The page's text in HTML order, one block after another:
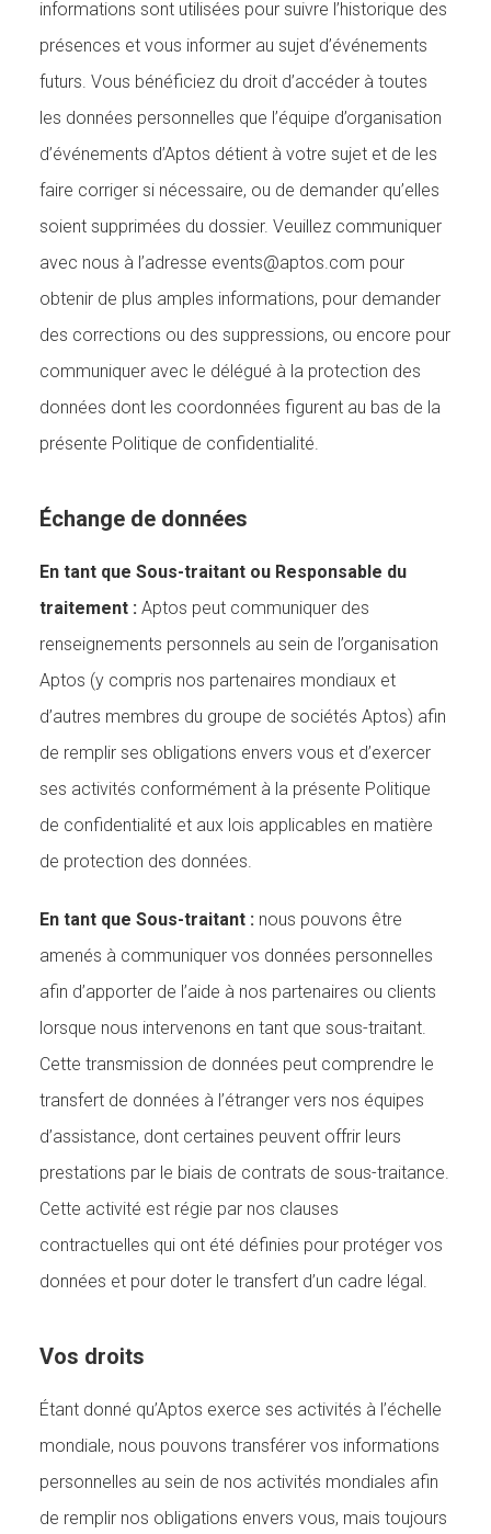
informations sont utilisées pour suivre l’historique des
présences et vous informer au sujet d’événements
futurs. Vous bénéficiez du droit d’accéder à toutes
les données personnelles que l’équipe d’organisation
d’événements d’Aptos détient à votre sujet et de les
faire corriger si nécessaire, ou de demander qu’elles
soient supprimées du dossier. Veuillez communiquer
avec nous à l’adresse events@aptos.com pour
obtenir de plus amples informations, pour demander
des corrections ou des suppressions, ou encore pour
communiquer avec le délégué à la protection des
données dont les coordonnées figurent au bas de la
présente Politique de confidentialité.
Échange de données
En tant que Sous-traitant ou Responsable du
traitement : Aptos peut communiquer des
renseignements personnels au sein de l’organisation
Aptos (y compris nos partenaires mondiaux et
d’autres membres du groupe de sociétés Aptos) afin
de remplir ses obligations envers vous et d’exercer
ses activités conformément à la présente Politique
de confidentialité et aux lois applicables en matière
de protection des données.
En tant que Sous-traitant : nous pouvons être
amenés à communiquer vos données personnelles
afin d’apporter de l’aide à nos partenaires ou clients
lorsque nous intervenons en tant que sous-traitant.
Cette transmission de données peut comprendre le
transfert de données à l’étranger vers nos équipes
d’assistance, dont certaines peuvent offrir leurs
prestations par le biais de contrats de sous-traitance.
Cette activité est régie par nos clauses
contractuelles qui ont été définies pour protéger vos
données et pour doter le transfert d’un cadre légal.
Vos droits
Étant donné qu’Aptos exerce ses activités à l’échelle
mondiale, nous pouvons transférer vos informations
personnelles au sein de nos activités mondiales afin
de remplir nos obligations envers vous, mais toujours